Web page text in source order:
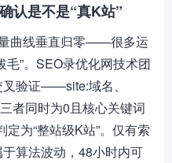
认是不是“真K站”
曲线垂直归零——很多运
毛”。SEO录优化网技术团
验证——site:域名、
者同时为0且核心关键词
为“整站级K站”。仅有索
算法波动，48小时内可